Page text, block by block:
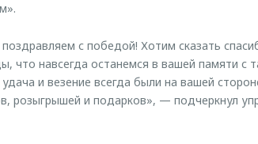
поздравляем с победой! Хотим сказать
что навсегда останемся в вашей памяти
и везение всегда были на вашей
розыгрышей и подарков», — подчеркнул